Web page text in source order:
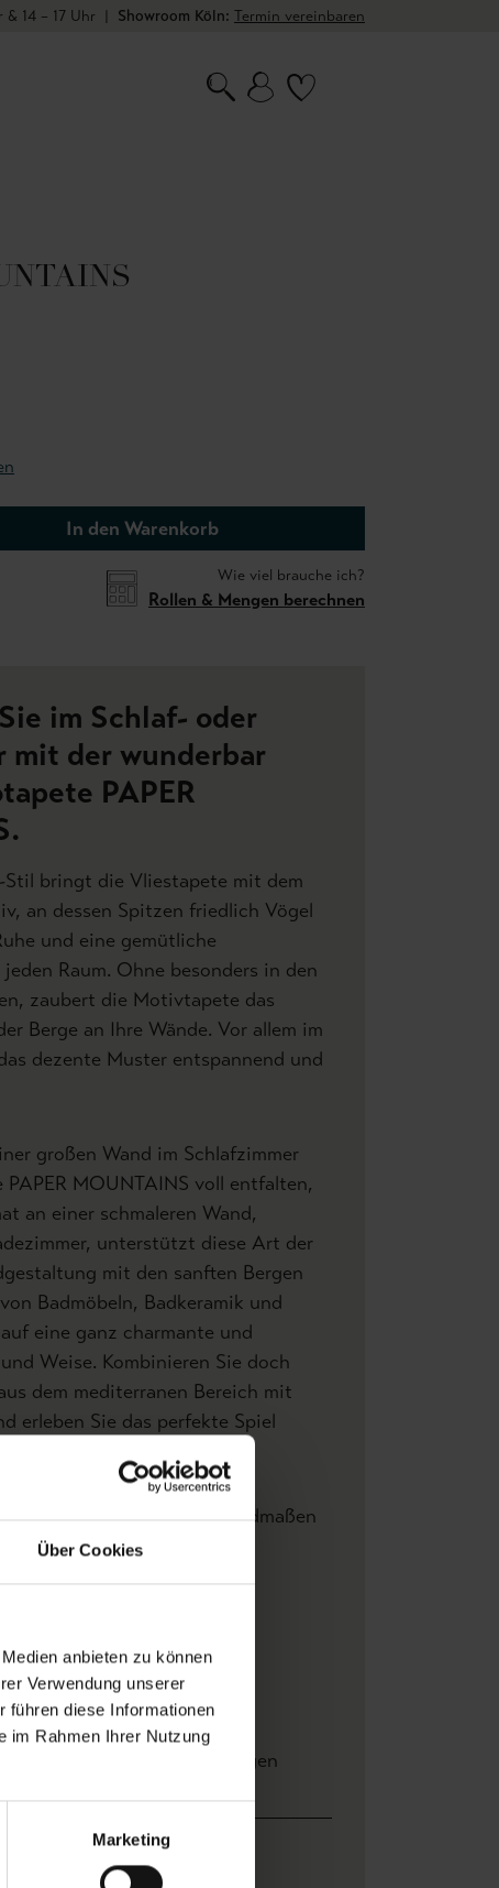
Über Cookies
anbieten zu können
Verwendung unserer
führen diese Informationen
im Rahmen Ihrer Nutzung
Marketing
& 14 – 17 Uhr | Showroom Köln: Termin vereinbaren
In den Warenkorb
Wie viel brauche ich?
Rollen & Mengen berechnen
im Schlaf- oder
mit der wunderbar
PAPER
Stil bringt die Vliestapete mit dem
an dessen Spitzen friedlich Vögel
und eine gemütliche
Raum. Ohne besonders in den
zaubert die Motivtapete das
Berge an Ihre Wände. Vor allem im
dezente Muster entspannend und
großen Wand im Schlafzimmer
PAPER MOUNTAINS voll entfalten,
an einer schmaleren Wand,
unterstützt diese Art der
mit den sanften Bergen
Badmöbeln, Badkeramik und
eine ganz charmante und
Weise. Kombinieren Sie doch
dem mediterranen Bereich mit
erleben Sie das perfekte Spiel
nach Ihren Wandmaßen
finden Sie hier.
Bewertungen
Breite: 3,50 m x Höhe 2,70 m